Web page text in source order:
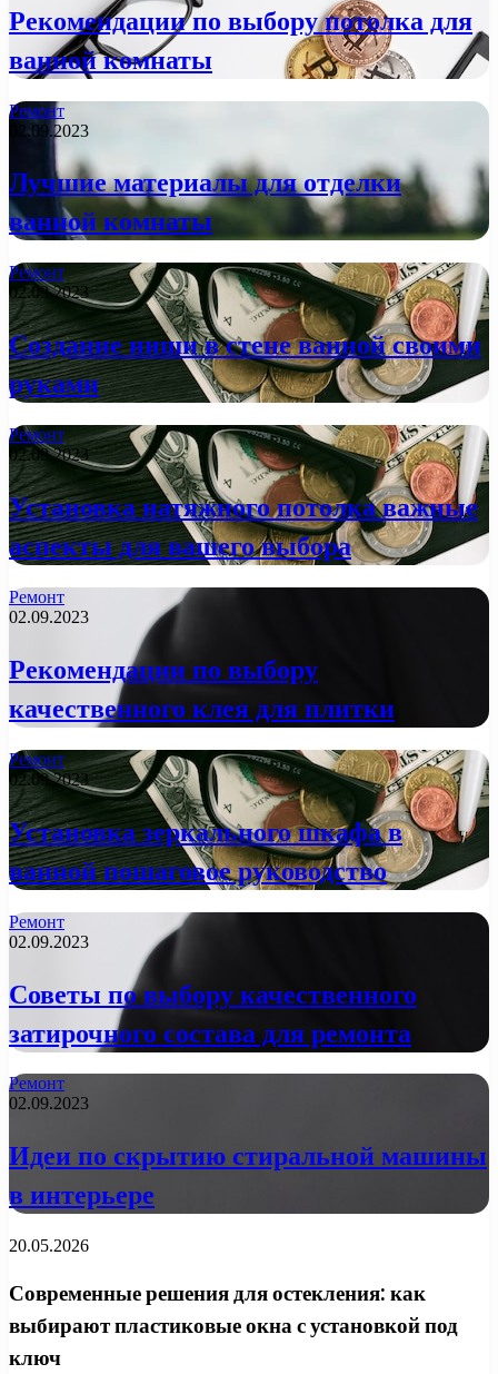
Рекомендации по выбору потолка для
ванной комнаты
Ремонт
02.09.2023
Лучшие материалы для отделки
ванной комнаты
Ремонт
02.09.2023
Создание ниши в стене ванной своими
руками
Ремонт
02.09.2023
Установка натяжного потолка важные
аспекты для вашего выбора
Ремонт
02.09.2023
Рекомендации по выбору
качественного клея для плитки
Ремонт
02.09.2023
Установка зеркального шкафа в
ванной пошаговое руководство
Ремонт
02.09.2023
Советы по выбору качественного
затирочного состава для ремонта
Ремонт
02.09.2023
Идеи по скрытию стиральной машины
в интерьере
20.05.2026
Современные решения для остекления: как
выбирают пластиковые окна с установкой под
ключ